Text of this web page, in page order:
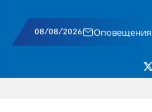
08/08/2026 Оповещения